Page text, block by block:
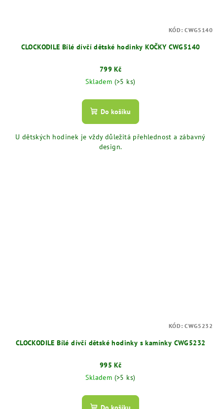
CLOCKODILE Bílé dívčí dětské hodinky KOČKY CWG5140
799 Kč
Skladem (>5 ks)
Do košíku
U dětských hodinek je vždy důležitá přehlednost a zábavný
design.
KÓD:CWG5140
CLOCKODILE Bílé dívčí dětské hodinky s kamínky CWG5232
995 Kč
Skladem (>5 ks)
KÓD:CWG5232